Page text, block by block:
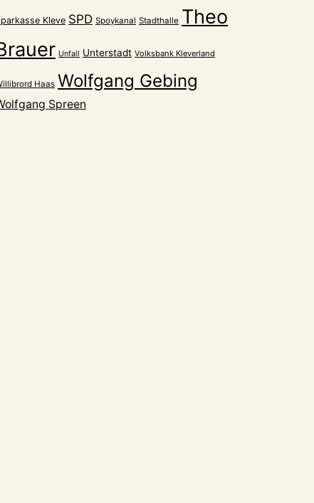
Kleve SPD Spoykanal Stadthalle Theo
Unfall Unterstadt Volksbank Kleverland
Haas Wolfgang Gebing
Spreen